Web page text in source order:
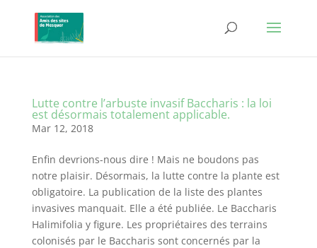
Lutte contre l’arbuste invasif Baccharis : la loi
est désormais totalement applicable.
Mar 12, 2018
Enfin devrions-nous dire ! Mais ne boudons pas
notre plaisir. Désormais, la lutte contre la plante est
obligatoire. La publication de la liste des plantes
invasives manquait. Elle a été publiée. Le Baccharis
Halimifolia y figure. Les propriétaires des terrains
colonisés par le Baccharis sont concernés par la